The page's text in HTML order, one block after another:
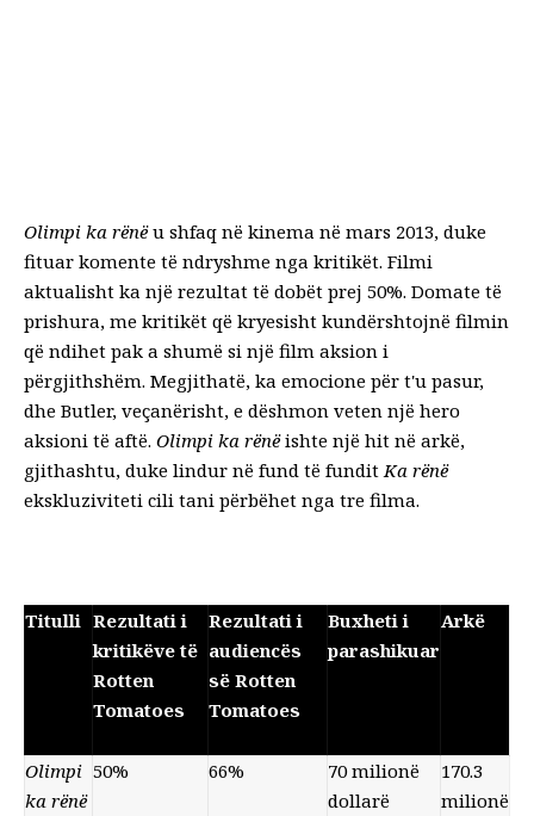
Olimpi ka rënëu shfaq në kinema në mars 2013, duke
fituar komente të ndryshme nga kritikët. Filmi
aktualisht ka një rezultat të dobët prej 50%. Domate të
prishura, me kritikët që kryesisht kundërshtojnë filmin
që ndihet pak a shumë si një film aksion i
përgjithshëm. Megjithatë, ka emocione për t'u pasur,
dhe Butler, veçanërisht, e dëshmon veten një hero
aksioni të aftë. Olimpi ka rënëishte një hit në arkë,
gjithashtu, duke lindur në fund të funditKa rënë
ekskluziviteti cili tani përbëhet nga tre filma.
Titulli Rezultati i
kritikëve të
Rotten
Tomatoes
Rezultati i
audiencës
së Rotten
Tomatoes
Buxheti i
parashikuar
Arkë
Olimpi
ka rënë
50% 66%
70 milionë
dollarë
170.3
milionë